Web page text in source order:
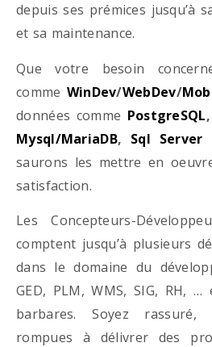
depuis ses prémices jusqu’à
et sa maintenance.
Que votre besoin
comme WinDev/WebDev/
données comme PostgreSQL,
Mysql/MariaDB, Sql Server
saurons les mettre en
satisfaction.
Les Concepteurs-
comptent jusqu’à plusieurs
dans le domaine du
GED, PLM, WMS, SIG, RH,
barbares. Soyez
rompues à délivrer des